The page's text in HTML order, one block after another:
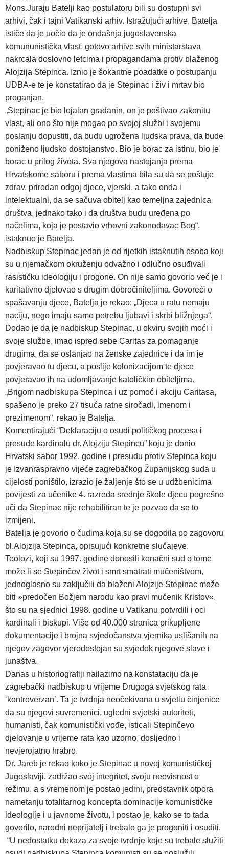
Mons.Juraju Batelji kao postulatoru bili su dostupni svi
arhivi, čak i tajni Vatikanski arhiv. Istražujući arhive, Batelja
ističe da je uočio da je ondašnja jugoslavenska
komununistička vlast, gotovo arhive svih ministarstava
nakrcala doslovno letcima i propagandama protiv blaženog
Alojzija Stepinca. Iznio je šokantne poadatke o postupanju
UDBA-e te je konstatirao da je Stepinac i živ i mrtav bio
proganjan.
„Stepinac je bio lojalan građanin, on je poštivao zakonitu
vlast, ali ono što nije mogao po svojoj službi i svojemu
poslanju dopustiti, da budu ugrožena ljudska prava, da bude
poniženo ljudsko dostojanstvo. Bio je borac za istinu, bio je
borac u prilog života. Sva njegova nastojanja prema
Hrvatskome saboru i prema vlastima bila su da se poštuje
zdrav, prirodan odgoj djece, vjerski, a tako onda i
intelektualni, da se sačuva obitelj kao temeljna zajednica
društva, jednako tako i da društva budu uređena po
načelima, koja je postavio vrhovni zakonodavac Bog“,
istaknuo je Batelja.
Nadbiskup Stepinac jedan je od rijetkih istaknutih osoba koji
su u njemačkom okruženju odvažno i odlučno osuđivali
rasističku ideologiju i progone. On nije samo govorio već je i
karitativno djelovao s drugim dobročiniteljima. Govoreći o
spašavanju djece, Batelja je rekao: „Djeca u ratu nemaju
naciju, nego imaju samo potrebu ljubavi i skrbi bližnjega“.
Dodao je da je nadbiskup Stepinac, u okviru svojih moći i
svoje službe, imao ispred sebe Caritas za pomaganje
drugima, da se oslanjao na ženske zajednice i da im je
povjeravao tu djecu, a poslije kolonizacijom te djece
povjeravao ih na udomljavanje katoličkim obiteljima.
„Brigom nadbiskupa Stepinca i uz pomoć i akciju Caritasa,
spašeno je preko 27 tisuća ratne siročadi, imenom i
prezimenom“, rekao je Batelja.
Komentirajući “Deklaraciju o osudi političkog procesa i
presude kardinalu dr. Alojziju Stepincu” koju je donio
Hrvatski sabor 1992. godine i presudu protiv Stepinca koju
je Izvanraspravno vijeće zagrebačkog Županijskog suda u
cijelosti poništilo, izrazio je žaljenje što se u udžbenicima
povijesti za učenike 4. razreda srednje škole djecu pogrešno
uči da Stepinac nije rehabilitiran te je pozvao da se to
izmijeni.
Batelja je govorio o čudima koja su se dogodila po zagovoru
bl.Alojzija Stepinca, opisujući konkretne slučajeve.
Teolozi, koji su 1997. godine donosili konačni sud o tome
može li se Stepinčev život i smrt smatrati mučeništvom,
jednoglasno su zaključili da blaženi Alojzije Stepinac može
biti »predočen Božjem narodu kao pravi mučenik Kristov«,
što su na sjednici 1998. godine u Vatikanu potvrdili i oci
kardinali i biskupi. Više od 40.000 stranica prikupljene
dokumentacije i brojna svjedočanstva vjernika uslišanih na
njegov zagovor vjerodostojan su svjedok njegove slave i
junaštva.
Danas u historiografiji nailazimo na konstataciju da je
zagrebački nadbiskup u vrijeme Drugoga svjetskog rata
‘kontroverzan’. Ta je tvrdnja neočekivana u svjetlu činjenice
da su njegovi suvremenici, ugledni svjetski autoriteti,
humanisti, čak komunistički vođe, isticali Stepinčevo
djelovanje u vrijeme rata kao uzorno, dosljedno i
nevjerojatno hrabro.
Dr. Jareb je rekao kako je Stepinac u novoj komunističkoj
Jugoslaviji, zadržao svoj integritet, svoju neovisnost o
režimu, a s vremenom je postao jedini, predstavnik otpora
nametanju totalitarnog koncepta dominacije komunističke
ideologije i u javnome životu, i postao je, kako se to tada
govorilo, narodni neprijatelj i trebalo ga je progoniti i osuditi.
“U nedostatku dokaza za svoje tvrdnje koje su trebale služiti